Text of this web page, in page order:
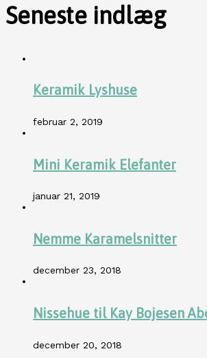
Seneste indlæg
Keramik Lyshuse
februar 2, 2019
Mini Keramik Elefanter
januar 21, 2019
Nemme Karamelsnitter
december 23, 2018
Nissehue til Kay Bojesen
december 20, 2018